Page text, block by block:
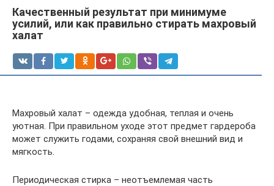
Качественный результат при минимуме
усилий, или как правильно стирать махровый
халат
Махровый халат – одежда удобная, теплая и очень
уютная. При правильном уходе этот предмет гардероба
может служить годами, сохраняя свой внешний вид и
мягкость.
Периодическая стирка – неотъемлемая часть